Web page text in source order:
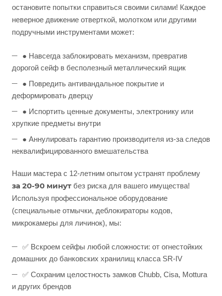
остановите попытки справиться своими силами! Каждое
неверное движение отверткой, молотком или другими
подручными инструментами может:
● Навсегда заблокировать механизм, превратив
дорогой сейф в бесполезный металлический ящик
● Повредить антивандальное покрытие и
деформировать дверцу
● Испортить ценные документы, электронику или
хрупкие предметы внутри
● Аннулировать гарантию производителя из-за следов
неквалифицированного вмешательства
Наши мастера с 12-летним опытом устранят проблему
за 20-90 минут без риска для вашего имущества!
Используя профессиональное оборудование
(специальные отмычки, деблокираторы кодов,
микрокамеры для личинок), мы:
✅ Вскроем сейфы любой сложности: от огнестойких
домашних до банковских хранилищ класса SR-IV
✅ Сохраним целостность замков Chubb, Cisa, Mottura
и других брендов